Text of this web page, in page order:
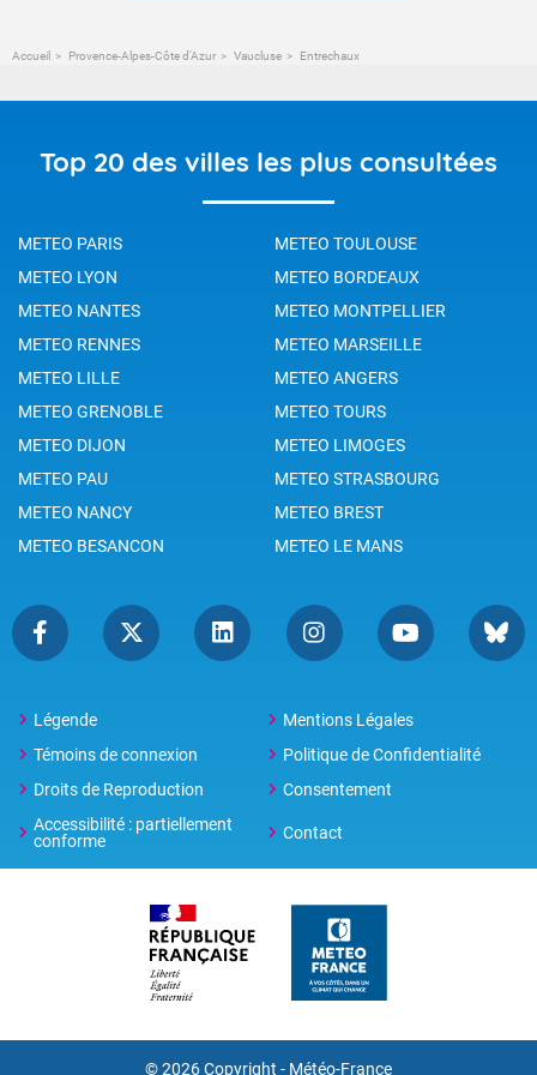
Accueil Provence-Alpes-Côte d'Azur Vaucluse Entrechaux
Top 20 des villes les plus consultées
METEO PARIS
METEO TOULOUSE
METEO LYON
METEO BORDEAUX
METEO NANTES
METEO MONTPELLIER
METEO RENNES
METEO MARSEILLE
METEO LILLE
METEO ANGERS
METEO GRENOBLE
METEO TOURS
METEO DIJON
METEO LIMOGES
METEO PAU
METEO STRASBOURG
METEO NANCY
METEO BREST
METEO BESANCON
METEO LE MANS
Légende
Mentions Légales
Témoins de connexion
Politique de Confidentialité
Droits de Reproduction
Consentement
Accessibilité : partiellement
conforme
Contact
© 2026 Copyright - Météo-France